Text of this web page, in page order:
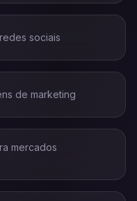
sociais
de marketing
mercados